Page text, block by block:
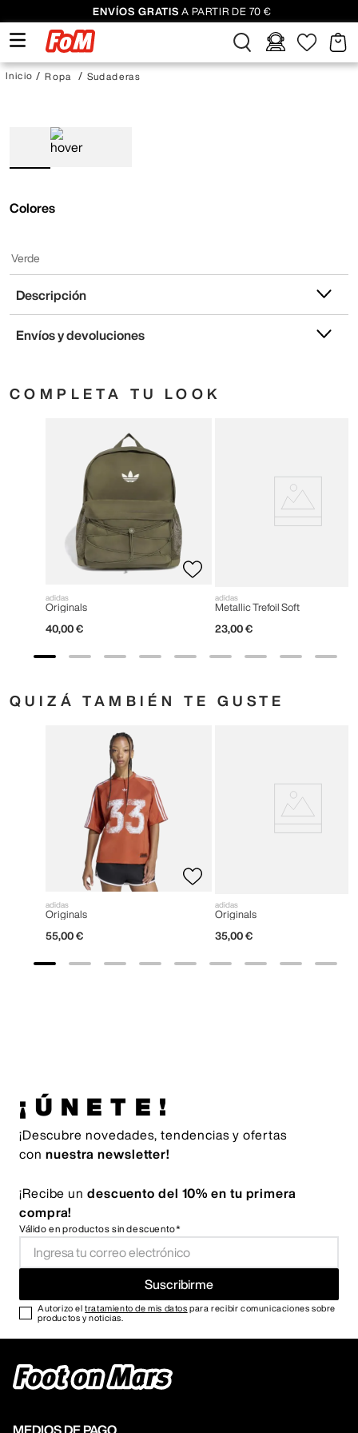
ENVÍOS GRATIS A PARTIR DE 70 €
Ropa Sudaderas
Colores
Verde
Descripción
Envíos y devoluciones
COMPLETA TU LOOK
adidas
Originals
40,00 €
adidas
Metallic Trefoil Soft
23,00 €
QUIZÁ TAMBIÉN TE GUSTE
adidas
Originals
55,00 €
adidas
Originals
35,00 €
¡ÚNETE!
¡Descubre novedades, tendencias y ofertas
con nuestra newsletter!
¡Recibe un descuento del 10% en tu primera
compra!
Válido en productos sin descuento*
Suscribirme
Autorizo eltratamiento de mis datos para recibir comunicaciones sobre
productos y noticias.
MEDIOS DE PAGO